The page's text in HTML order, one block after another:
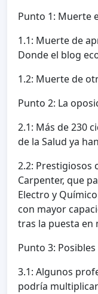
Punto 1: Muerte
1.1: Muerte de
Donde el blog
1.2: Muerte de
Punto 2: La
2.1: Más de 230
de la Salud ya
2.2: Prestigiosos
Carpenter, que
Electro y
con mayor
tras la puesta en
Punto 3:
3.1: Algunos
podría